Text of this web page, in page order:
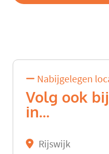
Nabijgelegen
Volg ook
in...
Rijswijk